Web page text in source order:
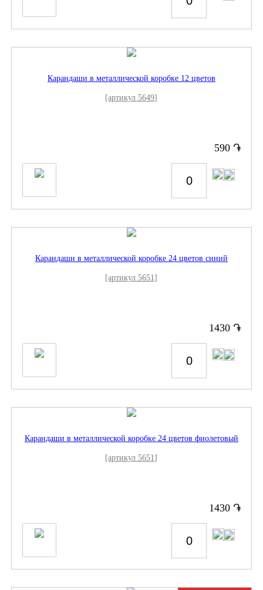
Карандаши в металлической коробке 12 цветов
[артикул 5649]
590 ֏
Карандаши в металлической коробке 24 цветов синий
[артикул 5651]
1430 ֏
Карандаши в металлической коробке 24 цветов фиолетовый
[артикул 5651]
1430 ֏